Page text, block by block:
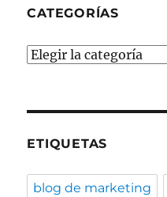
CATEGORÍAS
Categorías
ETIQUETAS
blog de marketing